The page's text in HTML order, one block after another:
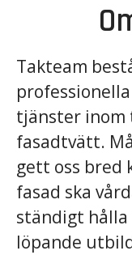
Takteam
tjänster inom
fasadtvätt.
gett oss bred
fasad ska
ständigt hålla
löpande